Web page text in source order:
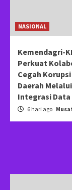
NASIONAL
Kemendagri-
Perkuat
Cegah
Daerah Melalui
Integrasi Data
6 hari ago